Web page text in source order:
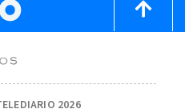
2026